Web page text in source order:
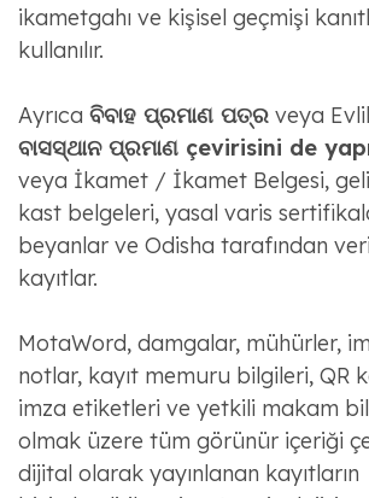
ikametgahı ve kişisel geçmişi
kullanılır.
Ayrıca ବିବାହ ପ୍ରମାଣ ପତ୍ରveya
ବାସସ୍ଥାନ ପ୍ରମାଣ çevirisini de
veya İkamet / İkamet Belgesi,
kast belgeleri, yasal varis
beyanlar ve Odisha tarafından
kayıtlar.
MotaWord, damgalar, mühürler,
notlar, kayıt memuru bilgileri, QR
imza etiketleri ve yetkili makam
olmak üzere tüm görünür içeriği
dijital olarak yayınlanan kayıtların